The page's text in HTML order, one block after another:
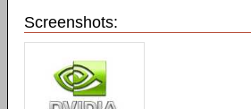
Screenshots: